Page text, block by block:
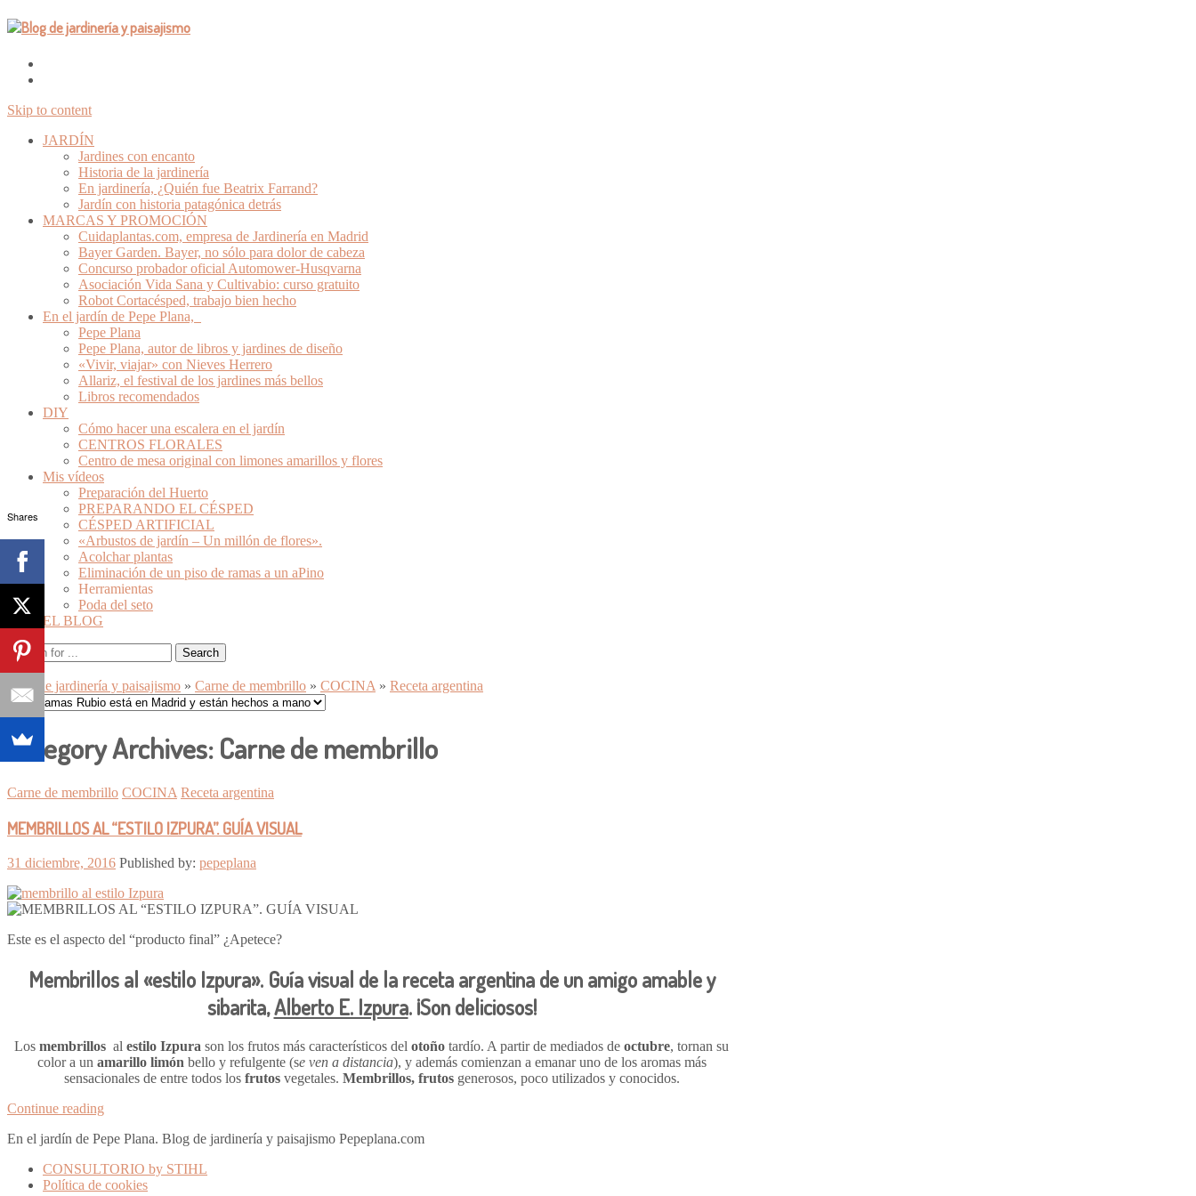
Skip to content
JARDÍN
Jardines con encanto
Historia de la jardinería
En jardinería, ¿Quién fue Beatrix Farrand?
Jardín con historia patagónica detrás
MARCAS Y PROMOCIÓN
Cuidaplantas.com, empresa de Jardinería en Madrid
Bayer Garden. Bayer, no sólo para dolor de cabeza
Concurso probador oficial Automower-Husqvarna
Asociación Vida Sana y Cultivabio: curso gratuito
Robot Cortacésped, trabajo bien hecho
En el jardín de Pepe Plana,
Pepe Plana
Pepe Plana, autor de libros y jardines de diseño
«Vivir, viajar» con Nieves Herrero
Allariz, el festival de los jardines más bellos
Libros recomendados
DIY
Cómo hacer una escalera en el jardín
CENTROS FLORALES
Centro de mesa original con limones amarillos y flores
Mis vídeos
Preparación del Huerto
PREPARANDO EL CÉSPED
CÉSPED ARTIFICIAL
«Arbustos de jardín – Un millón de flores».
Acolchar plantas
Eliminación de un piso de ramas a un aPino
Herramientas
Poda del seto
EL BLOG
Blog de jardinería y paisajismo » Carne de membrillo » COCINA » Receta argentina
Category Archives:Carne de membrillo
Carne de membrillo COCINA Receta argentina
MEMBRILLOS AL “ESTILO IZPURA”. GUÍA VISUAL
31 diciembre, 2016 Published by: pepeplana
Este es el aspecto del “producto final” ¿Apetece?
Membrillos al «estilo Izpura». Guía visual de lareceta argentinade un amigo amable y
sibarita,Alberto E. Izpura. ¡Son deliciosos!
Los membrillos al estilo Izpura son los frutos más característicos del otoño tardío. A partir de mediados de octubre, tornan su
color a un amarillo limón bello y refulgente (se ven a distancia), y además comienzan a emanar uno de los aromas más
sensacionales de entre todos los frutosvegetales. Membrillos, frutosgenerosos, poco utilizados y conocidos.
Continue reading
En el jardín de Pepe Plana. Blog de jardinería y paisajismo Pepeplana.com
CONSULTORIO by STIHL
Política de cookies
Shares